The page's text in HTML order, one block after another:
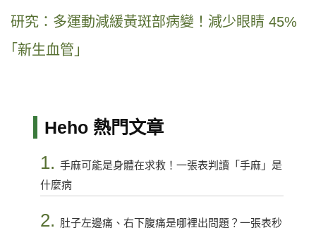
研究：多運動減緩黃斑部病變！減少眼睛 45%
｢新生血管｣
Heho 熱門文章
1. 手麻可能是身體在求救！一張表判讀「手麻」是
什麼病
2. 肚子左邊痛、右下腹痛是哪裡出問題？一張表秒